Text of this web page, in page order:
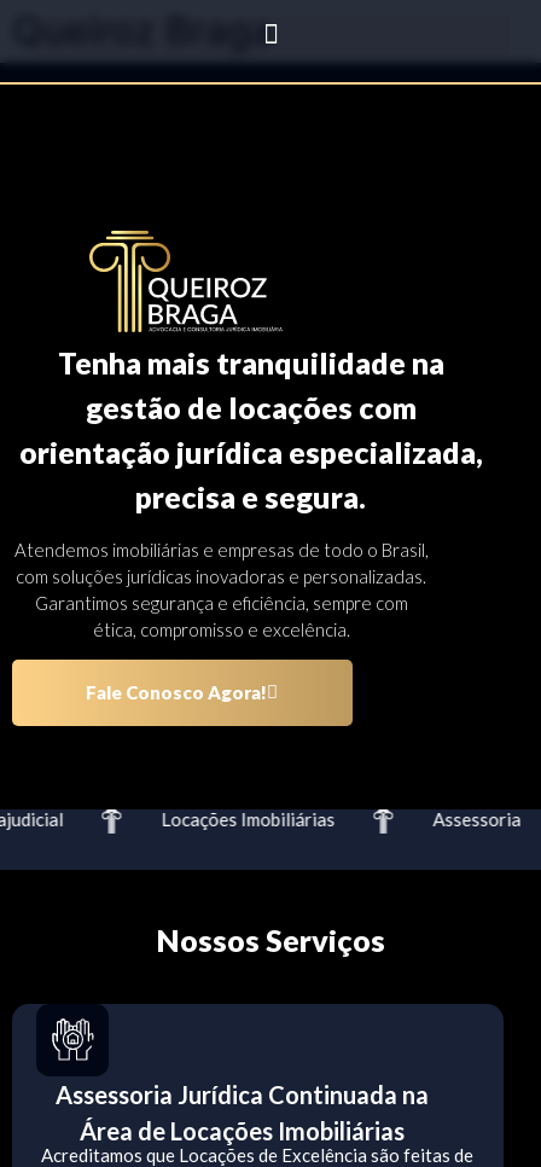
Queiroz Braga
Tenha mais tranquilidade na
gestão de locações com
orientação jurídica especializada,
precisa e segura.
Atendemos imobiliárias e empresas de todo o Brasil,
com soluções jurídicas inovadoras e personalizadas.
Garantimos segurança e eficiência, sempre com
ética, compromisso e excelência.
Fale Conosco Agora!
Locações Imobiliárias Assessoria
Nossos Serviços
Assessoria Jurídica Continuada na
Área de Locações Imobiliárias
Acreditamos que Locações de Excelência são feitas de